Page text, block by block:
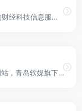
【钛媒体官方网站】钛媒体致力于成为优秀的财经科技信息服务平台，形成了“新媒体、全球技术专家网络、科技IP与创意产品服务、科技股数据服务”四大业务板块和“钛媒体国际”业务布局，现已成为具有影响力的财经信息服务商和新媒体标杆之一。
IT之家，百度指数排名第一的前沿科技门户网站，青岛软媒旗下。快速播报科技行业新闻头条快讯和手机数码产品评测，关注智能车电动车、AR/VR虚拟现实、苹果iOS/iPadOS、鸿蒙OS、谷歌Android、微软Win11/Win10/Win7，紧盯iPhone/iPad、安卓智能设备手机等数码潮流。